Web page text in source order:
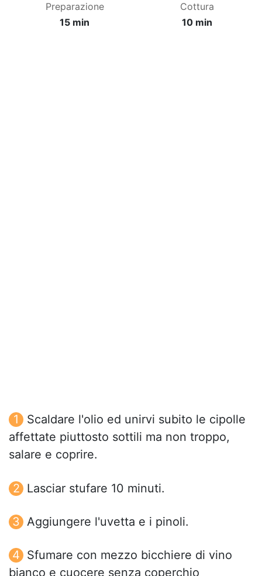
Preparazione
15 min
Cottura
10 min
Scaldare l'olio ed unirvi subito le cipolle
affettate piuttosto sottili ma non troppo,
salare e coprire.
Lasciar stufare 10 minuti.
Aggiungere l'uvetta e i pinoli.
Sfumare con mezzo bicchiere di vino
bianco e cuocere senza coperchio